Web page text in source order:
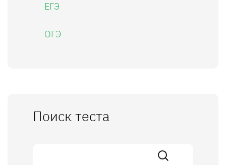
ЕГЭ
ОГЭ
Поиск теста